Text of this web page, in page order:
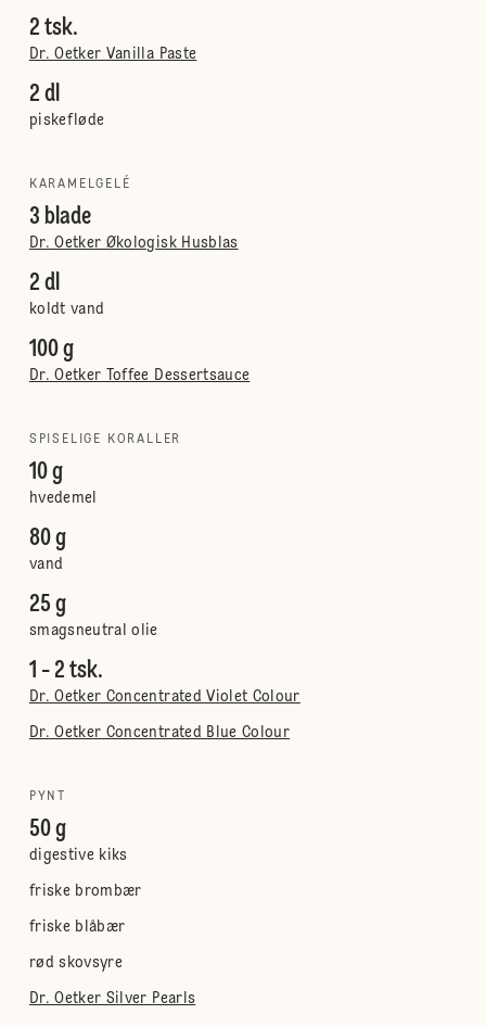
2 tsk.
Dr. Oetker Vanilla Paste
2 dl
piskefløde
KARAMELGELÉ
3 blade
Dr. Oetker Økologisk Husblas
2 dl
koldt vand
100 g
Dr. Oetker Toffee Dessertsauce
SPISELIGE KORALLER
10 g
hvedemel
80 g
vand
25 g
smagsneutral olie
1 - 2 tsk.
Dr. Oetker Concentrated Violet Colour
Dr. Oetker Concentrated Blue Colour
PYNT
50 g
digestive kiks
friske brombær
friske blåbær
rød skovsyre
Dr. Oetker Silver Pearls